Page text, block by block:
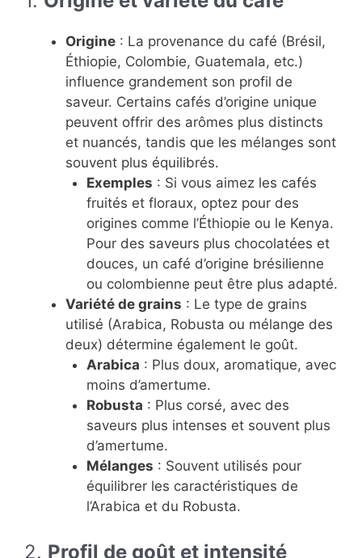
Origine : La provenance du café (Brésil,
Éthiopie, Colombie, Guatemala, etc.)
influence grandement son profil de
saveur. Certains cafés d’origine unique
peuvent offrir des arômes plus distincts
et nuancés, tandis que les mélanges sont
souvent plus équilibrés.
Exemples : Si vous aimez les cafés
fruités et floraux, optez pour des
origines comme l’Éthiopie ou le Kenya.
Pour des saveurs plus chocolatées et
douces, un café d’origine brésilienne
ou colombienne peut être plus adapté.
Variété de grains : Le type de grains
utilisé (Arabica, Robusta ou mélange des
deux) détermine également le goût.
Arabica : Plus doux, aromatique, avec
moins d’amertume.
Robusta : Plus corsé, avec des
saveurs plus intenses et souvent plus
d’amertume.
Mélanges : Souvent utilisés pour
équilibrer les caractéristiques de
l’Arabica et du Robusta.
2. Profil de goût et intensité